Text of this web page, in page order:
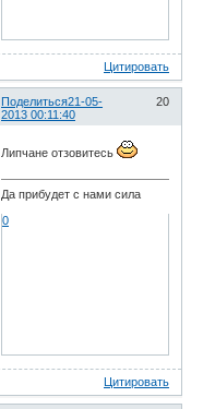
Цитировать
Поделиться 20
21-05-
2013 00:11:40
Липчане отзовитесь
Да прибудет с нами сила
0
Цитировать